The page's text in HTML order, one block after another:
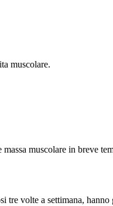
muscolare.
muscolare in breve
volte a settimana,